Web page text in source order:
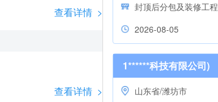
查看详情 >
查看详情 >
封顶后分包及装修工程
2026-08-05
1******科技有限公司)
山东省/潍坊市